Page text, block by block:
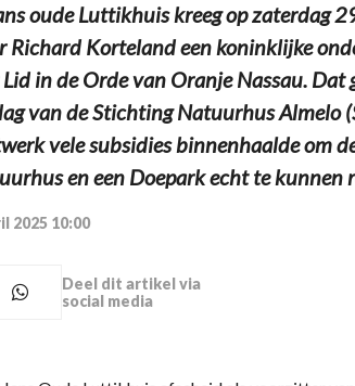
oude Luttikhuis kreeg op zaterdag
Richard Korteland een koninklijke
in de Orde van Oranje Nassau. Dat
van de Stichting Natuurhus Almelo
vele subsidies binnenhaalde om
en een Doepark echt te kunnen
2025 10:00
Deel dit artikel via
social media